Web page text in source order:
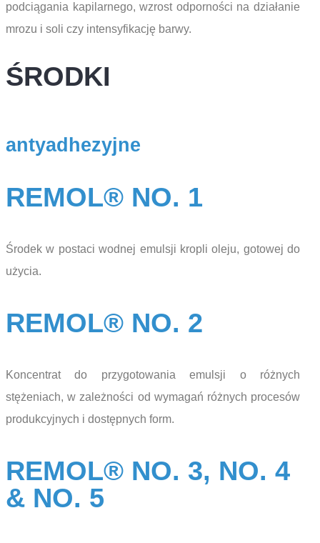
podciągania kapilarnego, wzrost odporności na działanie
mrozu i soli czy intensyfikację barwy.
ŚRODKI
antyadhezyjne
REMOL® NO. 1
Środek w postaci wodnej emulsji kropli oleju, gotowej do
użycia.
REMOL® NO. 2
Koncentrat do przygotowania emulsji o różnych
stężeniach, w zależności od wymagań różnych procesów
produkcyjnych i dostępnych form.
REMOL® NO. 3, NO. 4
& NO. 5